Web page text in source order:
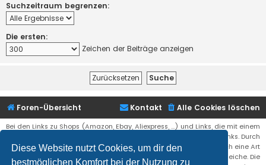
Diese Website nutzt Cookies, um dir den
bestmöglichen Komfort bei der Nutzung zu
Suchzeitraum begrenzen:
Die ersten:
Zeichen der Beiträge anzeigen
Foren-Übersicht Alle Cookies löschen
Kontakt
Bei den Links zu Shops (Amazon, Ebay, Aliexpress, ...) und Links, die mit einem
Stern (*) markiert sind, kann es sich um sogenannte Affiliate Links. Durch
den Kauf eines Produktes über einen Affiliate Link erhälte ich eine Art
Umsatzbeteiligung gutgeschrieben. Für euch bleibt der Preis der gleiche. Die